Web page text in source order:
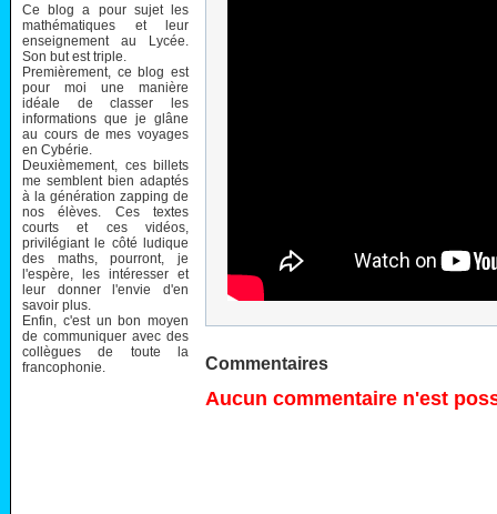
Ce blog a pour sujet les
mathématiques et leur
enseignement au Lycée.
Son but est triple.
Premièrement, ce blog est
pour moi une manière
idéale de classer les
informations que je glâne
au cours de mes voyages
en Cybérie.
Deuxièmement, ces billets
me semblent bien adaptés
à la génération zapping de
nos élèves. Ces textes
courts et ces vidéos,
privilégiant le côté ludique
des maths, pourront, je
l'espère, les intéresser et
leur donner l'envie d'en
savoir plus.
Enfin, c'est un bon moyen
de communiquer avec des
collègues de toute la
francophonie.
Commentaires
Aucun commentaire n'est